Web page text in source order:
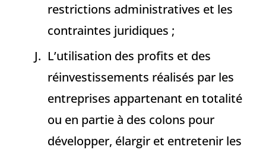
restrictions administratives et les
contraintes juridiques ;
L’utilisation des profits et des
réinvestissements réalisés par les
entreprises appartenant en totalité
ou en partie à des colons pour
développer, élargir et entretenir les